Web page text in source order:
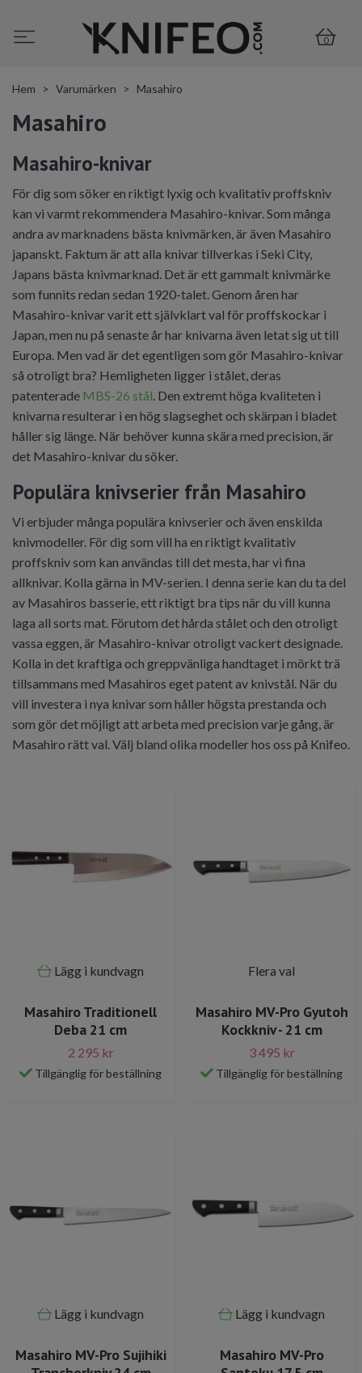
0
Hem Varumärken Masahiro
Masahiro
Masahiro-knivar
För dig som söker en riktigt lyxig och kvalitativ proffskniv
kan vi varmt rekommendera Masahiro-knivar. Som många
andra av marknadens bästa knivmärken, är även Masahiro
japanskt. Faktum är att alla knivar tillverkas i Seki City,
Japans bästa knivmarknad. Det är ett gammalt knivmärke
som funnits redan sedan 1920-talet. Genom åren har
Masahiro-knivar varit ett självklart val för proffskockar i
Japan, men nu på senaste år har knivarna även letat sig ut till
Europa. Men vad är det egentligen som gör Masahiro-knivar
så otroligt bra? Hemligheten ligger i stålet, deras
patenterade MBS-26 stål . Den extremt höga kvaliteten i
knivarna resulterar i en hög slagseghet och skärpan i bladet
håller sig länge. När behöver kunna skära med precision, är
det Masahiro-knivar du söker.
Populära knivserier från Masahiro
Vi erbjuder många populära knivserier och även enskilda
knivmodeller. För dig som vill ha en riktigt kvalitativ
proffskniv som kan användas till det mesta, har vi fina
allknivar. Kolla gärna in MV-serien. I denna serie kan du ta del
av Masahiros basserie, ett riktigt bra tips när du vill kunna
laga all sorts mat. Förutom det hårda stålet och den otroligt
vassa eggen, är Masahiro-knivar otroligt vackert designade.
Kolla in det kraftiga och greppvänliga handtaget i mörkt trä
tillsammans med Masahiros eget patent av knivstål. När du
vill investera i nya knivar som håller högsta prestanda och
som gör det möjligt att arbeta med precision varje gång, är
Masahiro rätt val. Välj bland olika modeller hos oss på Knifeo.
Lägg i kundvagn
Masahiro Traditionell
Deba 21 cm
2 295 kr
Tillgänglig för beställning
Flera val
Masahiro MV-Pro Gyutoh
Kockkniv - 21 cm
3 495 kr
Tillgänglig för beställning
Lägg i kundvagn
Masahiro MV-Pro Sujihiki
Lägg i kundvagn
Masahiro MV-Pro